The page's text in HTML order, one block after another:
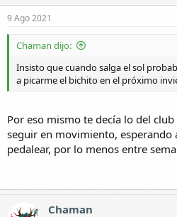
9 Ago 2021
Chaman dijo:
Insisto que cuando salga el sol
a picarme el bichito en el próximo
Por eso mismo te decía lo del
seguir en movimiento, esperando
pedalear, por lo menos entre
Chaman